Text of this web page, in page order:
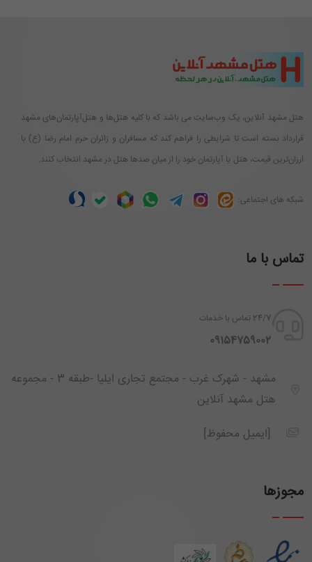
هتل مشهد آنلاین، یک وب‌سایت می باشد که با کلیه هتل‌ها و هتل‌آپارتمان‌های مشهد
قرارداد بسته است تا شرایطی را فراهم کند که مسافران و زائران حرم امام رضا (ع) با
ارزان‌ترین قیمت، هتل یا آپارتمان خود را از میان صدها هتل در مشهد انتخاب کنند.
شبکه های اجتماعی:
تماس با ما
24/7 تماس با خدمات
‪ 09154759002
مشهد - شهرک غرب - مجتمع تجاری ایلیا -طبقه 3 - مجموعه
هتل مشهد آنلاین
[ایمیل محفوظ]
مجوزها